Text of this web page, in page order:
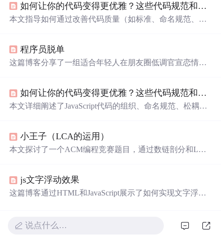
如何让你的代码变得更优雅？这些代码规范和技巧必须
本文指导如何通过改善代码质量（如标准、命名规范、松
路。程序员脱单
这篇博客分享了一组适合年轻人在朋友圈低调官宣恋情的
如何让你的代码变得更优雅？这些代码规范和技巧必须
本文详细阐述了JavaScript代码的组织、命名规范、松耦
小王子（LCA的运用）
本文探讨了一个ACM编程竞赛题目，通过数链剖分和LCA
量。js文字浮动效果
这篇博客通过HTML和JavaScript展示了如何实现文字浮动
在页面上随机飘动的视觉效果。此外，文中还包含了对CS
说点什么…